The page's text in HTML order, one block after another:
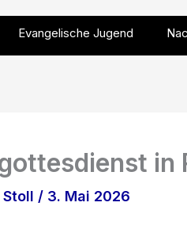
Evangelische Jugend
in
/ 3. Mai 2026